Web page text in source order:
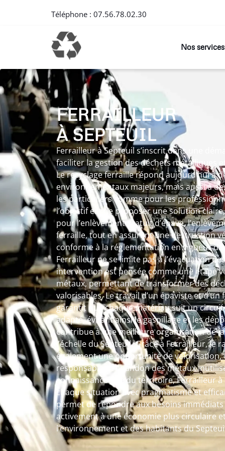
Téléphone : 07.56.78.02.30
Nos services
FERRAILLEUR
À SEPTEUIL
Ferrailleur à Septeuil s’inscrit dans une
faciliter la gestion des déchets métalliques et
Le recyclage ferraille répond aujourd’hui à
environnementaux majeurs, mais aussi à
les particuliers comme pour les
l’objectif est de proposer une solution claire,
pour l’enlèvement gratuit d’épave,
ferraille, tout en assurant une destruction
conforme à la réglementation en vigueur
Ferrailleur ne se limite pas à l’évacuation
intervention est pensée comme une étape
métaux, permettant de transformer des
valorisables. Le travail d’un épaviste et
garantit que chaque matériau suit un
adapté, évitant ainsi le gaspillage et les
contribue à une meilleure organisation de
l’échelle du Septeuil. Grâce à Ferrailleur, le
également une opportunité de
responsable à l’abandon des métaux
connaissance fine du territoire, Ferrailleur à
chaque situation avec pragmatisme et
permet de répondre aux besoins
activement à une économie plus circulaire
l’environnement et des habitants du